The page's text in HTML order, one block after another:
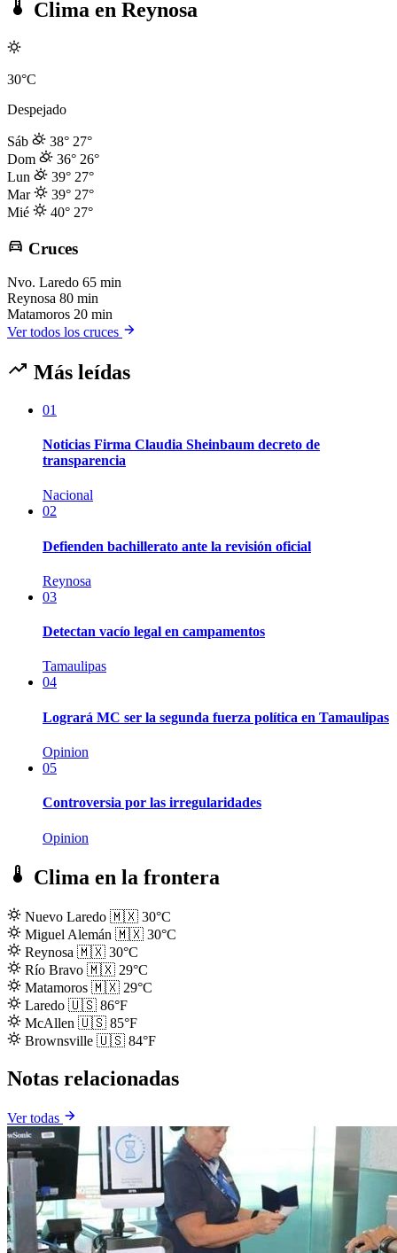
Clima en Reynosa
30°C
Despejado
Sáb 38° 27°
Dom
36° 26°
Lun
39° 27°
Mar
39° 27°
Mié
40° 27°
Cruces
Nvo. Laredo 65 min
Reynosa 80 min
Matamoros 20 min
Ver todos los cruces
Más leídas
01
Noticias Firma Claudia Sheinbaum decreto de
transparencia
Nacional
02
Defienden bachillerato ante la revisión oficial
Reynosa
03
Detectan vacío legal en campamentos
Tamaulipas
04
Logrará MC ser la segunda fuerza política en Tamaulipas
Opinion
05
Controversia por las irregularidades
Opinion
Clima en la frontera
Nuevo Laredo 🇲🇽 30°C
Miguel Alemán 🇲🇽 30°C
Reynosa 🇲🇽 30°C
Río Bravo 🇲🇽 29°C
Matamoros 🇲🇽 29°C
Laredo 🇺🇸 86°F
McAllen 🇺🇸 85°F
Brownsville 🇺🇸 84°F
Notas relacionadas
Ver todas